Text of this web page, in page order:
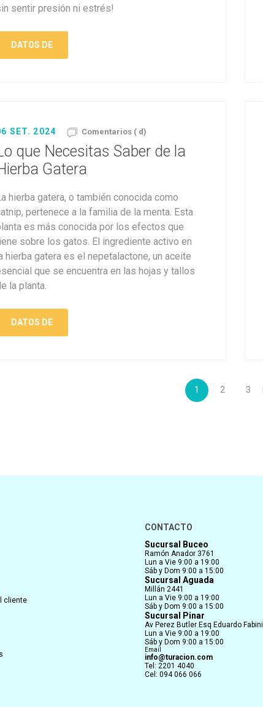
sentir presión ni estrés!
DATOS DE
SET. 2024 Comentarios ( d)
que Necesitas Saber de la
Gatera
hierba gatera, o también conocida como
pertenece a la familia de la menta. Esta
es más conocida por los efectos que
sobre los gatos. El ingrediente activo en
hierba gatera es el nepetalactone, un aceite
que se encuentra en las hojas y tallos
la planta.
DATOS DE
1 2 3
cliente
CONTACTO
Sucursal Buceo
Ramón Anador 3761
Lun a Vie 9:00 a 19:00
Sáb y Dom 9:00 a 15:00
Sucursal Aguada
Millán 2441
Lun a Vie 9:00 a 19:00
Sáb y Dom 9:00 a 15:00
Sucursal Pinar
Av Perez Butler Esq Eduardo Fabini
Lun a Vie 9:00 a 19:00
Sáb y Dom 9:00 a 15:00
Email
info@turacion.com
Tel: 2201 4040
Cel: 094 066 066